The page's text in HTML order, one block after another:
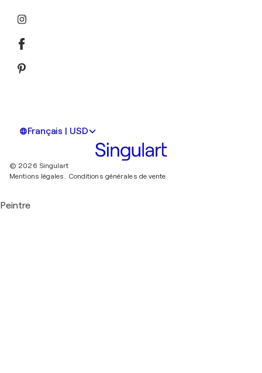
Français | USD
© 2026 Singulart
Mentions légales. Conditions générales de vente
Peintre